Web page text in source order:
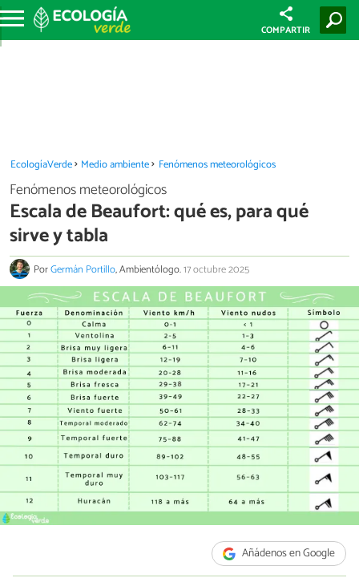
COMPARTIR
EcologíaVerde Medio ambiente Fenómenos meteorológicos
Fenómenos meteorológicos
Escala de Beaufort: qué es, para qué
sirve y tabla
PorGermán Portillo, Ambientólogo.17 octubre 2025
Añádenos en Google